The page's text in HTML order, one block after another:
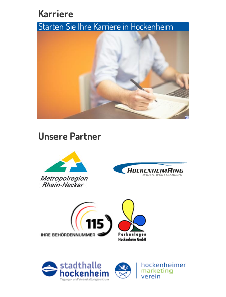
Karriere
Starten Sie Ihre Karriere in Hockenheim
Unsere Partner